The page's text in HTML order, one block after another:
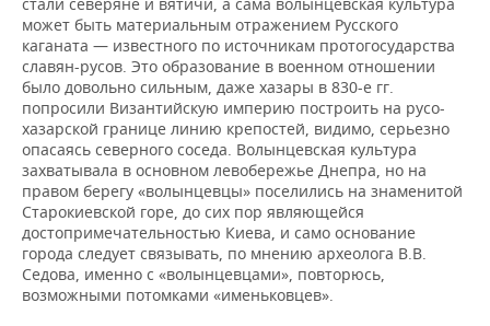
может быть материальным отражением Русского
каганата — известного по источникам протогосударства
славян-русов. Это образование в военном отношении
было довольно сильным, даже хазары в 830-е гг.
попросили Византийскую империю построить на русо-
хазарской границе линию крепостей, видимо, серьезно
опасаясь северного соседа. Волынцевская культура
захватывала в основном левобережье Днепра, но на
правом берегу «волынцевцы» поселились на знаменитой
Старокиевской горе, до сих пор являющейся
достопримечательностью Киева, и само основание
города следует связывать, по мнению археолога В.В.
Седова, именно с «волынцевцами», повторюсь,
возможными потомками «именьковцев».